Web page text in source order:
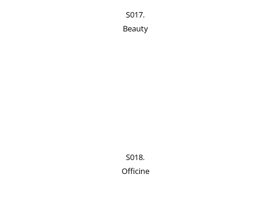
S017.
Beauty
S018.
Officine